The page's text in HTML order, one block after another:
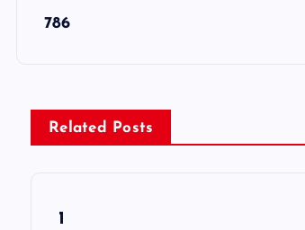
786
Related Posts
1